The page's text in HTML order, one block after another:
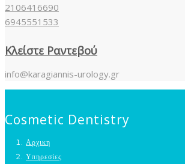
2106416690
6945551533
Κλείστε Ραντεβού
info@karagiannis-urology.gr
Cosmetic Dentistry
Αρχικη
Υπηρεσίες